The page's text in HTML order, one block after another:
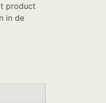
product
in de